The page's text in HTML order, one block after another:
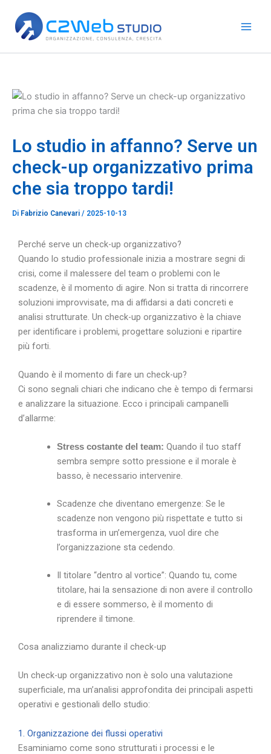
contenuto
Lo studio in affanno? Serve un
check-up organizzativo prima
che sia troppo tardi!
Di Fabrizio Canevari / 2025-10-13
Perché serve un check-up organizzativo?
Quando lo studio professionale inizia a mostrare segni di
crisi, come il malessere del team o problemi con le
scadenze, è il momento di agire. Non si tratta di rincorrere
soluzioni improvvisate, ma di affidarsi a dati concreti e
analisi strutturate. Un check-up organizzativo è la chiave
per identificare i problemi, progettare soluzioni e ripartire
più forti.
Quando è il momento di fare un check-up?
Ci sono segnali chiari che indicano che è tempo di fermarsi
e analizzare la situazione. Ecco i principali campanelli
d’allarme:
Stress costante del team: Quando il tuo staff
sembra sempre sotto pressione e il morale è
basso, è necessario intervenire.
Scadenze che diventano emergenze: Se le
scadenze non vengono più rispettate e tutto si
trasforma in un’emergenza, vuol dire che
l’organizzazione sta cedendo.
Il titolare “dentro al vortice”: Quando tu, come
titolare, hai la sensazione di non avere il controllo
e di essere sommerso, è il momento di
riprendere il timone.
Cosa analizziamo durante il check-up
Un check-up organizzativo non è solo una valutazione
superficiale, ma un’analisi approfondita dei principali aspetti
operativi e gestionali dello studio:
1. Organizzazione dei flussi operativi
Esaminiamo come sono strutturati i processi e le